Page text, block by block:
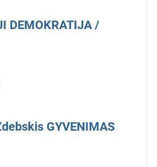
DEMOKRATIJA /
GYVENIMAS